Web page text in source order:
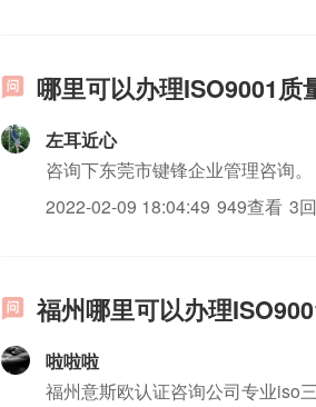
哪里可以办理ISO9001质
左耳近心
咨询下东莞市键锋企业管理咨询。
2022-02-09 18:04:49 949查看 3
福州哪里可以办理
啦啦啦
福州意斯欧认证咨询公司专业iso